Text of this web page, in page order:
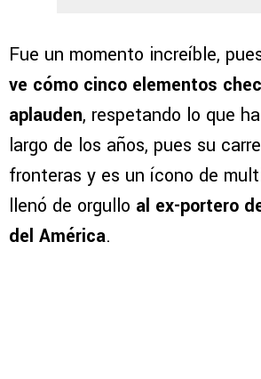
Fue un momento increíble,
ve cómo cinco elementos
aplauden, respetando lo que
largo de los años, pues su
fronteras y es un ícono de
llenó de orgullo al ex-portero
del América.